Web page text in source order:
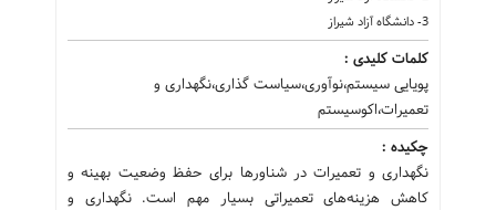
3- دانشگاه آزاد شیراز
کلمات کلیدی :
پویایی سیستم،نوآوری،سیاست گذاری،نگهداری و
تعمیرات،اکوسیستم
چکیده :
نگهداری و تعمیرات در شناورها برای حفظ وضعیت بهینه و
کاهش هزینه‌های تعمیراتی بسیار مهم است. نگهداری و